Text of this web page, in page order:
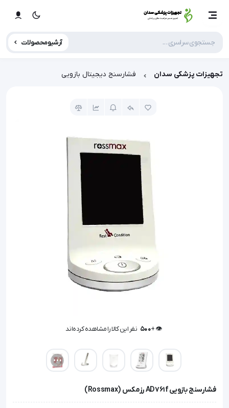
آرشیو محصولات
تجهیزات پزشکی سدان فشارسنج دیجیتال بازویی
👁️ +
500 نفر این کالا را مشاهده کرده‌اند
فشارسنج بازویی AD761f رزمکس (Rossmax)